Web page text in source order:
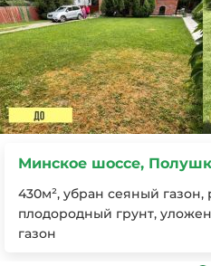
Минское шоссе,
430м², убран сеяный газон,
плодородный грунт,
газон